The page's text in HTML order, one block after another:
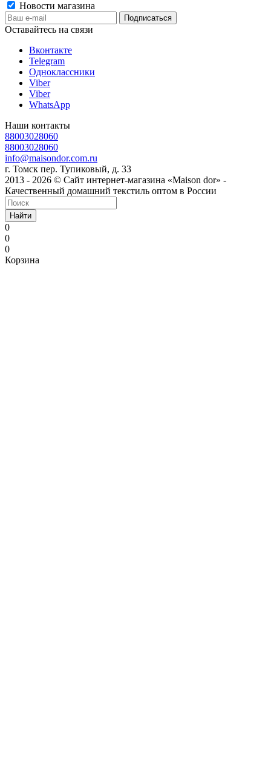
Новости магазина
Оставайтесь на связи
Вконтакте
Telegram
Одноклассники
Viber
Viber
WhatsApp
Наши контакты
88003028060
88003028060
info@maisondor.com.ru
г. Томск пер. Тупиковый, д. 33
2013 - 2026 © Сайт интернет-магазина «Maison dor» -
Качественный домашний текстиль оптом в России
Найти
0
0
0
Корзина